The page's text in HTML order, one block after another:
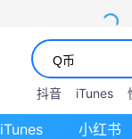
抖音 iTunes
iTunes 小红书